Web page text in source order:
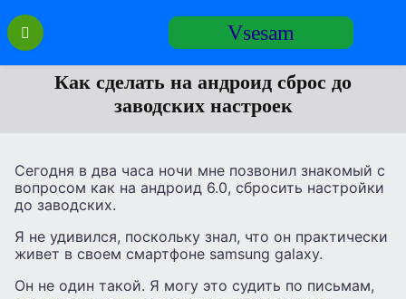
Перейти
содержанию
Vsesam
Как сделать на андроид сброс до
заводских настроек
Сегодня в два часа ночи мне позвонил знакомый с
вопросом как на андроид 6.0, сбросить настройки
до заводских.
Я не удивился, поскольку знал, что он практически
живет в своем смартфоне samsung galaxy.
Он не один такой. Я могу это судить по письмам,